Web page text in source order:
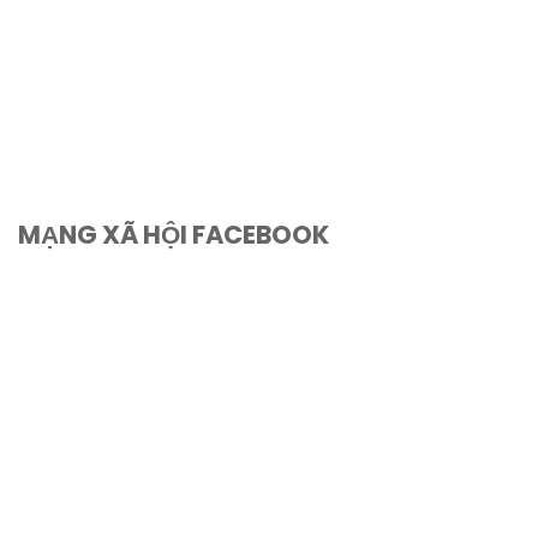
MẠNG XÃ HỘI FACEBOOK